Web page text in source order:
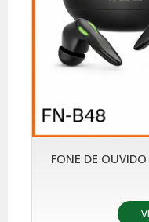
FONE DE